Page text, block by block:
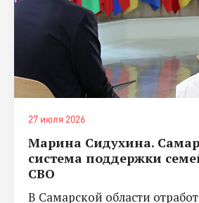
27 июля 2026
Марина Сидухина.
система поддержки
СВО
В Самарской области